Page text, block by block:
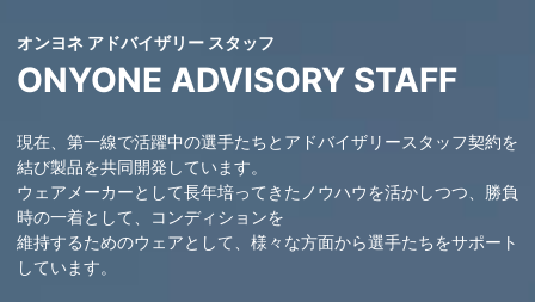
オンヨネ アドバイザリー スタッフ
ONYONE ADVISORY STAFF
現在、第一線で活躍中の選手たちとアドバイザリースタッフ契約を
結び製品を共同開発しています。
ウェアメーカーとして長年培ってきたノウハウを活かしつつ、勝負
時の一着として、コンディションを
維持するためのウェアとして、様々な方面から選手たちをサポート
しています。